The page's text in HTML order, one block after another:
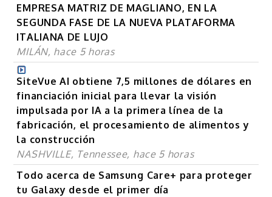
EMPRESA MATRIZ DE MAGLIANO, EN LA
SEGUNDA FASE DE LA NUEVA PLATAFORMA
ITALIANA DE LUJO
MILÁN, hace 5 horas
SiteVue AI obtiene 7,5 millones de dólares en
financiación inicial para llevar la visión
impulsada por IA a la primera línea de la
fabricación, el procesamiento de alimentos y
la construcción
NASHVILLE, Tennessee, hace 5 horas
Todo acerca de Samsung Care+ para proteger
tu Galaxy desde el primer día